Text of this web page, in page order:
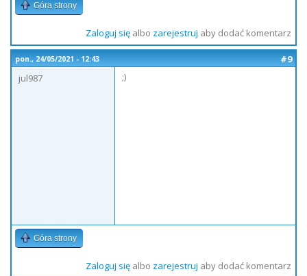
Góra strony
Zaloguj sięalbo zarejestruj aby dodać komentarz
pon., 24/05/2021 - 12:43
#9
jul987
;)
Góra strony
Zaloguj sięalbo zarejestruj aby dodać komentarz